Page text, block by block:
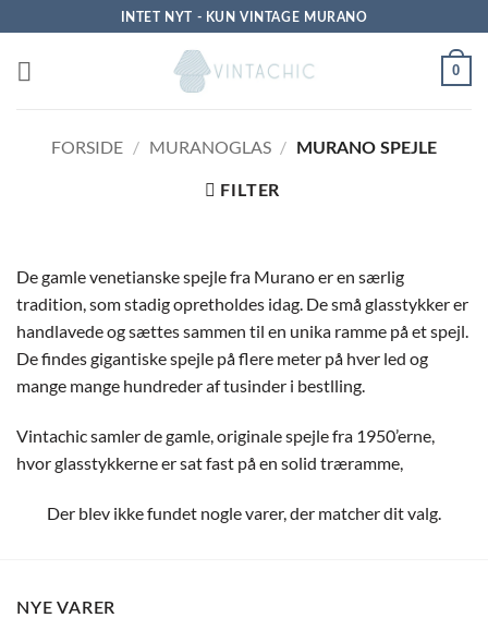
til
indhold
INTET NYT - KUN VINTAGE MURANO
0
FORSIDE / MURANOGLAS / MURANO SPEJLE
FILTER
De gamle venetianske spejle fra Murano er en særlig
tradition, som stadig opretholdes idag. De små glasstykker er
handlavede og sættes sammen til en unika ramme på et spejl.
De findes gigantiske spejle på flere meter på hver led og
mange mange hundreder af tusinder i bestlling.
Vintachic samler de gamle, originale spejle fra 1950’erne,
hvor glasstykkerne er sat fast på en solid træramme,
Der blev ikke fundet nogle varer, der matcher dit valg.
NYE VARER